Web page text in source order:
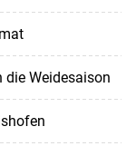
Weidesaison